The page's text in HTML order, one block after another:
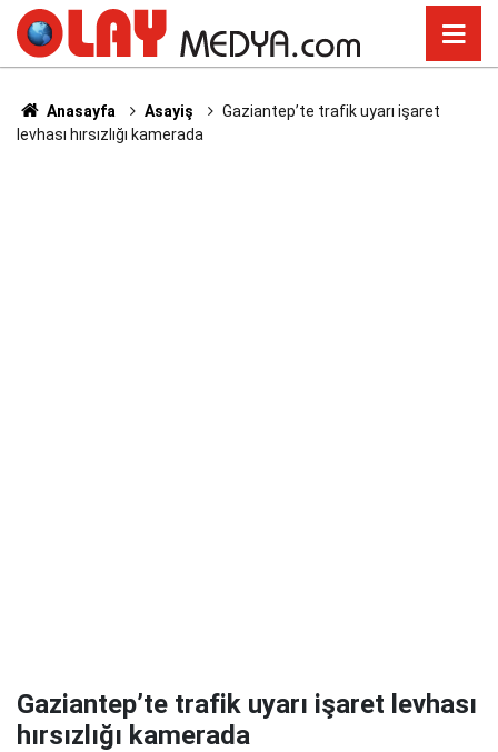
Anasayfa Asayiş
Gaziantep’te trafik uyarı işaret
levhası hırsızlığı kamerada
Gaziantep’te trafik uyarı işaret levhası
hırsızlığı kamerada